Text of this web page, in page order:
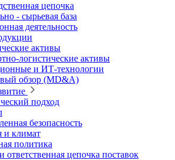
цепочка
‑ сырьевая база
деятельность
активы
логистические активы
и ИТ‑технологии
обзор (MD&A)
подход
безопасность
и климат
политика
ответственная цепочка поставок